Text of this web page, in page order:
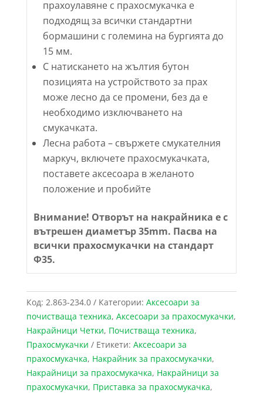
прахоулавяне с прахосмукачка е
подходящ за всички стандартни
бормашини с големина на бургията до
15 мм.
С натискането на жълтия бутон
позицията на устройството за прах
може лесно да се промени, без да е
необходимо изключването на
смукачката.
Лесна работа – свържете смукателния
маркуч, включете прахосмукачката,
поставете аксесоара в желаното
положение и пробийте
Внимание! Отворът на накрайника е с
вътрешен диаметър 35mm. Пасва на
всички прахосмукачки на стандарт
Ф35.
Код: 2.863-234.0 Категории: Аксесоари за
почистваща техника, Аксесоари за прахосмукачки,
Накрайници Четки, Почистваща техника,
Прахосмукачки
Етикети: Аксесоари за
прахосмукачка, Накрайник за прахосмукачки,
Накрайници за прахосмукачка, Накрайници за
прахосмукачки, Приставка за прахосмукачка,